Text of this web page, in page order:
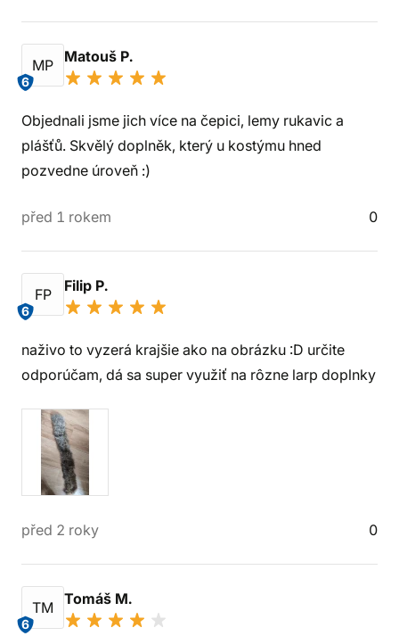
MP
6
Matouš P.
Objednali jsme jich více na čepici, lemy rukavic a
plášťů. Skvělý doplněk, který u kostýmu hned
pozvedne úroveň :)
před 1 rokem 0
FP
6
Filip P.
naživo to vyzerá krajšie ako na obrázku :D určite
odporúčam, dá sa super využiť na rôzne larp doplnky
před 2 roky 0
TM
6
Tomáš M.